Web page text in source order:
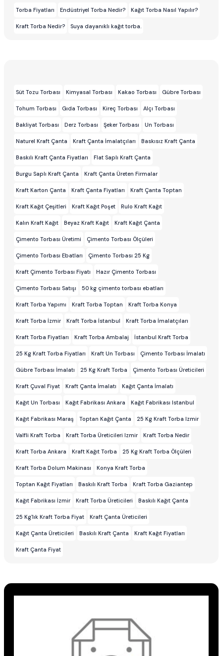
Torba Fiyatları Endüstriyel Torba Nedir? Kağıt Torba Nasıl Yapılır?
Kraft Torba Nedir? Suya dayanıklı kağıt torba.
Süt Tozu Torbası Kimyasal Torbası Kakao Torbası Gübre Torbası
Tohum Torbası Gıda Torbası Kireç Torbası Alçı Torbası
Bakliyat Torbası Derz Torbası Şeker Torbası Un Torbası
Naturel Kraft Çanta Kraft Çanta İmalatçıları Baskısız Kraft Çanta
Baskılı Kraft Çanta Fiyatları Flat Saplı Kraft Çanta
Burgu Saplı Kraft Çanta Kraft Çanta Üreten Firmalar
Kraft Karton Çanta Kraft Çanta Fiyatları Kraft Çanta Toptan
Kraft Kağıt Çeşitleri Kraft Kağıt Poşet Rulo Kraft Kağıt
Kalın Kraft Kağıt Beyaz Kraft Kağıt Kraft Kağıt Çanta
Çimento Torbası Üretimi Çimento Torbası Ölçüleri
Çimento Torbası Ebatları Çimento Torbası 25 Kg
Kraft Çimento Torbası Fiyatı Hazır Çimento Torbası
Çimento Torbası Satışı 50 kg çimento torbası ebatları
Kraft Torba Yapımı Kraft Torba Toptan Kraft Torba Konya
Kraft Torba İzmir Kraft Torba İstanbul Kraft Torba İmalatçıları
Kraft Torba Fiyatları Kraft Torba Ambalaj İstanbul Kraft Torba
25 Kg Kraft Torba Fiyatları Kraft Un Torbası Çimento Torbası İmalatı
Gübre Torbası İmalatı 25 Kg Kraft Torba Çimento Torbası Üreticileri
Kraft Çuval Fiyat Kraft Çanta İmalatı Kağıt Çanta İmalatı
Kağıt Un Torbası Kağıt Fabrikası Ankara Kağıt Fabrikası Istanbul
Kağıt Fabrikası Maraş Toptan Kağıt Çanta 25 Kg Kraft Torba Izmir
Valfli Kraft Torba Kraft Torba Üreticileri Izmir Kraft Torba Nedir
Kraft Torba Ankara Kraft Kağıt Torba 25 Kg Kraft Torba Ölçüleri
Kraft Torba Dolum Makinası Konya Kraft Torba
Toptan Kağıt Fiyatları Baskılı Kraft Torba Kraft Torba Gaziantep
Kağıt Fabrikası İzmir Kraft Torba Üreticileri Baskılı Kağıt Çanta
25 Kg'lık Kraft Torba Fiyat Kraft Çanta Üreticileri
Kağıt Çanta Üreticileri Baskılı Kraft Çanta Kraft Kağıt Fiyatları
Kraft Çanta Fiyat